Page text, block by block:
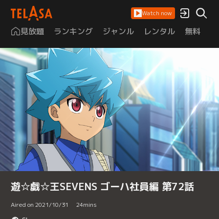
Watch now
見放題 ランキング ジャンル レンタル 無料
遊☆戯☆王SEVENS ゴーハ社員編 第72話
Aired on 2021/10/31 24mins